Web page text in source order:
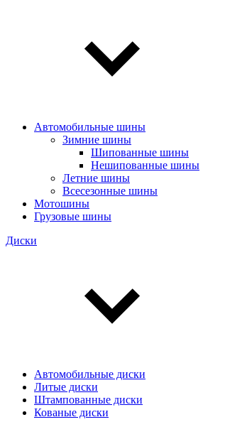
Автомобильные шины
Зимние шины
Шипованные шины
Нешипованные шины
Летние шины
Всесезонные шины
Мотошины
Грузовые шины
Диски
Автомобильные диски
Литые диски
Штампованные диски
Кованые диски